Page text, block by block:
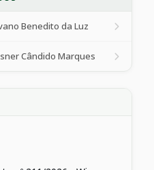
Benedito da Luz
Cândido Marques